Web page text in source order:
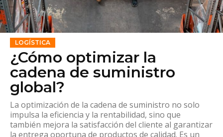
LOGÍSTICA
¿Cómo optimizar la
cadena de suministro
global?
La optimización de la cadena de suministro no solo
impulsa la eficiencia y la rentabilidad, sino que
también mejora la satisfacción del cliente al garantizar
la entrega oportuna de productos de calidad. Es un